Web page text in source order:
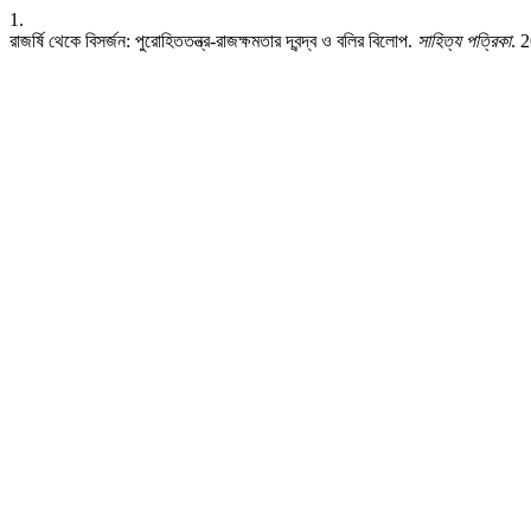
1.
রাজর্ষি থেকে বিসর্জন: পুরোহিততন্ত্র-রাজক্ষমতার দ্বন্দ্ব ও বলির বিলোপ. সাহিত্য পত্রিকা.